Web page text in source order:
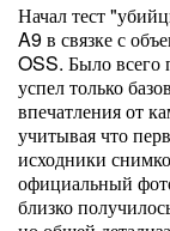
Начал тест
A9 в связке с
OSS. Было всего
успел только
впечатления от
учитывая что
исходники
официальный
близко